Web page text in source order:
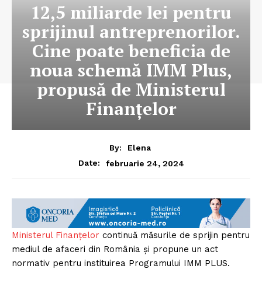
12,5 miliarde lei pentru
sprijinul antreprenorilor.
Cine poate beneficia de
noua schemă IMM Plus,
propusă de Ministerul
Finanțelor
By:
Elena
Date:
februarie 24, 2024
Ministerul Finanțelor continuă măsurile de sprijin pentru
mediul de afaceri din România și propune un act
normativ pentru instituirea Programului IMM PLUS.